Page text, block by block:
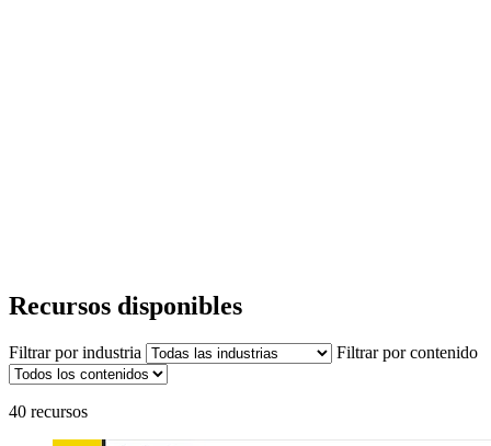
Recursos disponibles
Filtrar por industria Filtrar por contenido
40 recursos